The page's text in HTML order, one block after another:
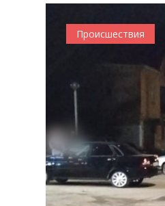
Происшествия